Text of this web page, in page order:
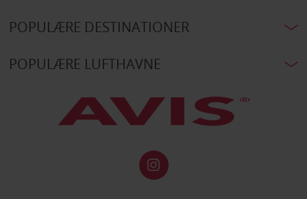
POPULÆRE DESTINATIONER
POPULÆRE LUFTHAVNE